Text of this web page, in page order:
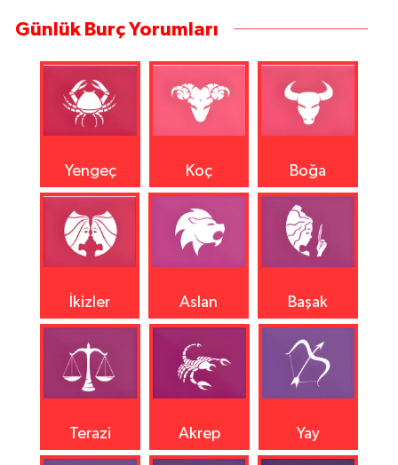
Günlük Burç Yorumları
Yengeç Koç Boğa
İkizler Aslan Başak
Terazi Akrep Yay